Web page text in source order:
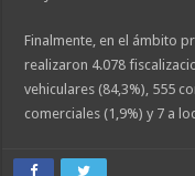
Finalmente, en el ámbito
realizaron 4.078
vehiculares (84,3%), 555
comerciales (1,9%) y 7 a